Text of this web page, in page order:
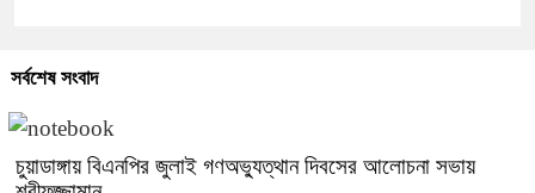
সর্বশেষ সংবাদ
চুয়াডাঙ্গায় বিএনপির জুলাই গণঅভ্যুত্থান দিবসের আলোচনা সভায়